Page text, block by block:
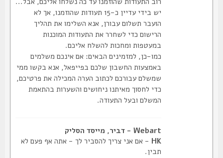
יש בידי עדיין כ-15 תעודות שהוזמנו, אך לא
הועבר תשלום עבורן, אנא השלימו את תהליך
הרישום כדי לשחרר את התעודות המוכנות
במעטפות ומחכות להשלח אליכם.
כמו-כן, למזמינים הבאים: אם אינכם משלמים
באמצעות החשבון שלכם בפייפאל, אנא בקשו ממי
שמשלם עבורכם לכתוב הערה המכילה את פרטיכם,
כדי לחסוך מאיתנו ניחושים והשערות בהתאמת
המשלם ובעל התעודה.
Webart - דביר, מייסד הסליק
- אם אני צריך להסביר לך - אתה אף פעם לא
תבין.